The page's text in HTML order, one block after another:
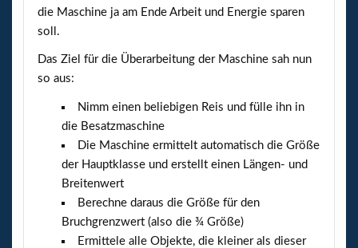
die Maschine ja am Ende Arbeit und Energie sparen
soll.
Das Ziel für die Überarbeitung der Maschine sah nun
so aus:
Nimm einen beliebigen Reis und fülle ihn in
die Besatzmaschine
Die Maschine ermittelt automatisch die Größe
der Hauptklasse und erstellt einen Längen- und
Breitenwert
Berechne daraus die Größe für den
Bruchgrenzwert (also die ¾ Größe)
Ermittele alle Objekte, die kleiner als dieser